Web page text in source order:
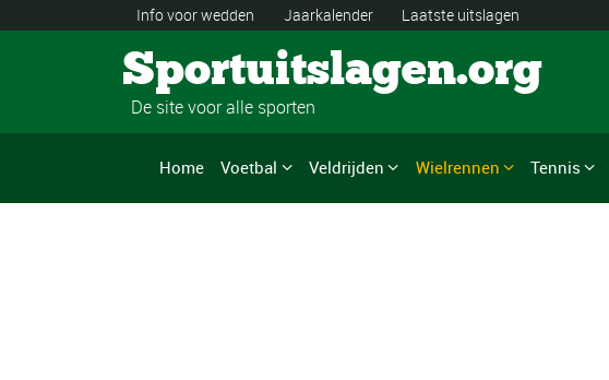
Info voor wedden Jaarkalender Laatste uitslagen
Sportuitslagen.org
De site voor alle sporten
Home Voetbal Veldrijden Wielrennen Tennis